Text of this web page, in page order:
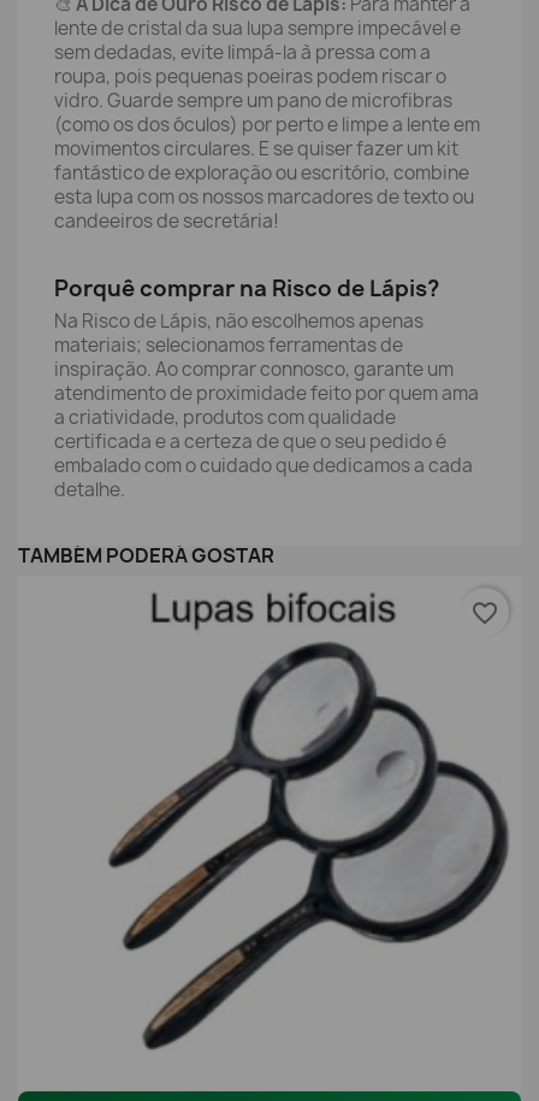
lente de cristal da sua lupa sempre impecável e
sem dedadas, evite limpá-la à pressa com a
roupa, pois pequenas poeiras podem riscar o
vidro. Guarde sempre um pano de microfibras
(como os dos óculos) por perto e limpe a lente em
movimentos circulares. E se quiser fazer um kit
fantástico de exploração ou escritório, combine
esta lupa com os nossos marcadores de texto ou
candeeiros de secretária!
Porquê comprar na Risco de Lápis?
Na Risco de Lápis, não escolhemos apenas
materiais; selecionamos ferramentas de
inspiração. Ao comprar connosco, garante um
atendimento de proximidade feito por quem ama
a criatividade, produtos com qualidade
certificada e a certeza de que o seu pedido é
embalado com o cuidado que dedicamos a cada
detalhe.
TAMBÉM PODERÁ GOSTAR
favorite_border